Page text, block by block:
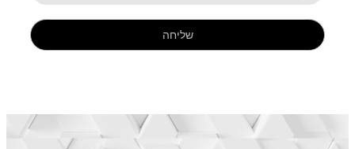
שליחה